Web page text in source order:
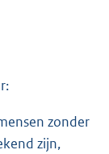
zonder
zijn,